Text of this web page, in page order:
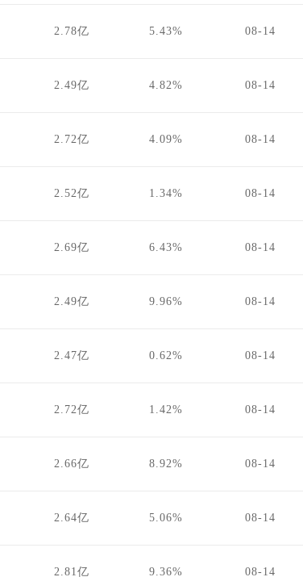
2.78亿 5.43% 08-14
2.49亿 4.82% 08-14
2.72亿 4.09% 08-14
2.52亿 1.34% 08-14
2.69亿 6.43% 08-14
2.49亿 9.96% 08-14
2.47亿 0.62% 08-14
2.72亿 1.42% 08-14
2.66亿 8.92% 08-14
2.64亿 5.06% 08-14
2.81亿 9.36% 08-14